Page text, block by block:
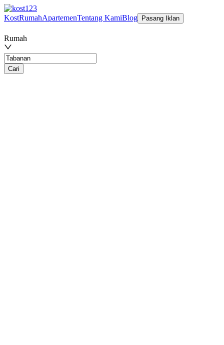
KostRumahApartemenTentang KamiBlog Pasang Iklan
Rumah
Cari